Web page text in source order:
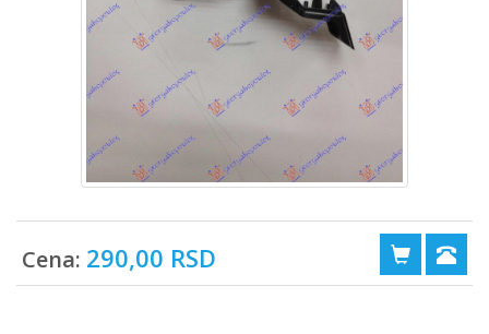
Cena: 290,00 RSD